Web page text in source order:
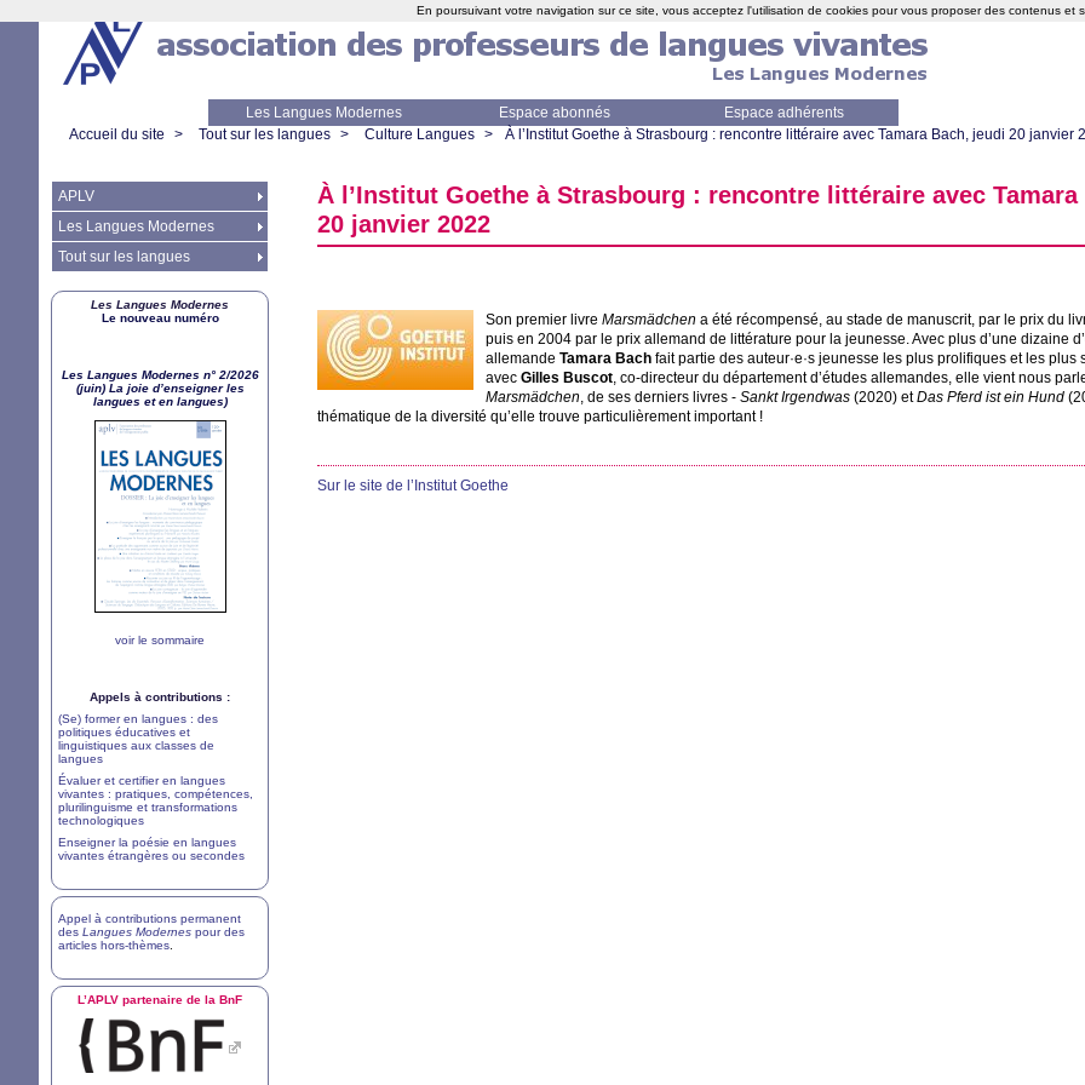
Les Langues Modernes Espace abonnés
Espace adhérents
Accueil du site > Tout sur les langues > Culture Langues > À l’Institut Goethe à Strasbourg : rencontre littéraire avec Tamara Bach, jeudi 20 janvier
À l’Institut Goethe à Strasbourg : rencontre littéraire avec
20 janvier 2022
Son premier livre Marsmädchen a été récompensé, au stade de manuscrit, par le prix du
puis en 2004 par le prix allemand de littérature pour la jeunesse. Avec plus d’une dizaine
allemande Tamara Bach fait partie des auteur·e·s jeunesse les plus prolifiques et les plus
avec Gilles Buscot, co-directeur du département d’études allemandes, elle vient nous
Marsmädchen, de ses derniers livres - Sankt Irgendwas (2020) etDas Pferd ist ein Hund
thématique de la diversité qu’elle trouve particulièrement important !
Sur le site de l’Institut Goethe
APLV
Les Langues Modernes
Tout sur les langues
Les Langues Modernes
Le nouveau numéro
Les Langues Modernes n° 2/2026
(juin) La joie d’enseigner les
langues et en langues)
voir le sommaire
Appels à contributions :
(Se) former en langues : des
politiques éducatives et
linguistiques aux classes de
langues
Évaluer et certifier en langues
vivantes : pratiques, compétences,
plurilinguisme et transformations
technologiques
Enseigner la poésie en langues
vivantes étrangères ou secondes
Appel à contributions permanent
des Langues Modernes pour des
articles hors-thèmes
L’APLV partenaire de la BnF
En poursuivant votre navigation sur ce site, vous acceptez l'utilisation de cookies pour vous proposer des contenus et